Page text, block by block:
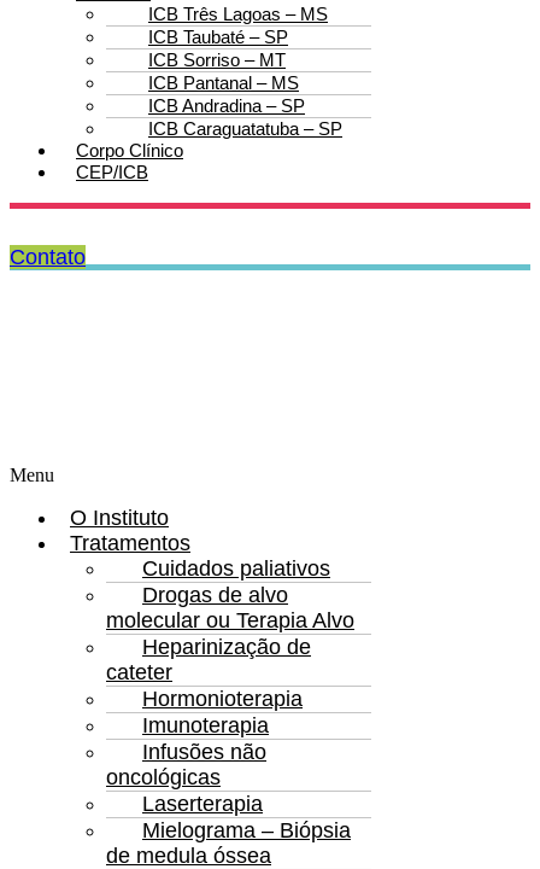
ICB Três Lagoas – MS
ICB Taubaté – SP
ICB Sorriso – MT
ICB Pantanal – MS
ICB Andradina – SP
ICB Caraguatatuba – SP
Corpo Clínico
CEP/ICB
Contato
Menu
O Instituto
Tratamentos
Cuidados paliativos
Drogas de alvo
molecular ou Terapia Alvo
Heparinização de
cateter
Hormonioterapia
Imunoterapia
Infusões não
oncológicas
Laserterapia
Mielograma – Biópsia
de medula óssea